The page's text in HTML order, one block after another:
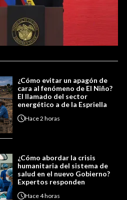
¿Cómo evitar un apagón de
cara al fenómeno de El Niño?
El llamado del sector
energético a de la Espriella
Hace2 horas
¿Cómo abordar la crisis
humanitaria del sistema de
salud en el nuevo Gobierno?
Expertos responden
Hace4 horas